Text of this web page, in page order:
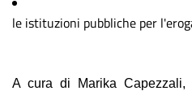
le istituzioni pubbliche per
A cura di Marika Capezzali,